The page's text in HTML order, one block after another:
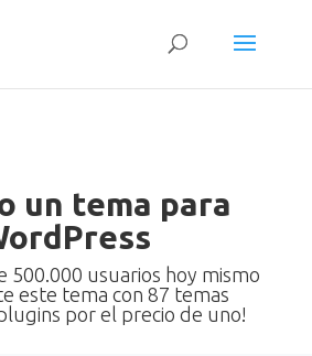
un tema para
500.000 usuarios hoy mismo
este tema con 87 temas
por el precio de uno!